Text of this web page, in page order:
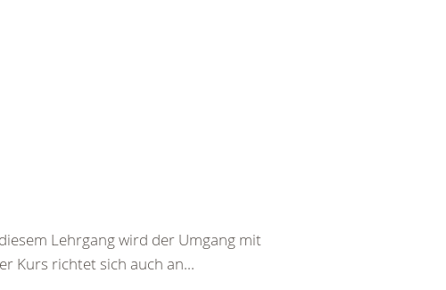
Lehrgang wird der Umgang mit
Kurs richtet sich auch an...